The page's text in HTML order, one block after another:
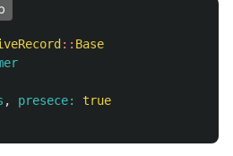
:: Base
, presece: true